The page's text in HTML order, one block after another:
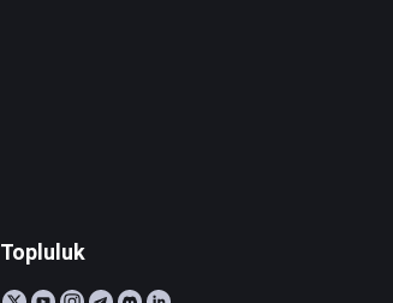
Topluluk